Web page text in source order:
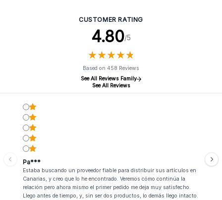
CUSTOMER RATING
4.80/5
★★★★★
★★★★★
Based on 458 Reviews
See All Reviews Family
See All Reviews
Pa***
Estaba buscando un proveedor fiable para distribuir sus artículos en
Canarias, y creo que lo he encontrado. Veremos cómo continúa la
relación pero ahora mismo el primer pedido me deja muy satisfecho.
Llego antes de tiempo, y, sin ser dos productos, lo demás llego intacto.